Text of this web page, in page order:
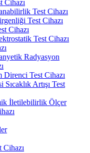
Cihazı
Test Cihazı
Test Cihazı
Cihazı
Test Cihazı
Radyasyon
Direnci Test Cihazı
Artışı Test
İletilebilirlik Ölçer